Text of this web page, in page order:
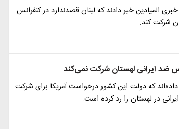
المیادین خبر دادند که لبنان قصدندارد در کنفرانس
شرکت کند.
ضد ایرانی لهستان شرکت نمی‌کند
داده‌اند که دولت این کشور درخواست آمریکا برای شرکت
در لهستان را رد کرده است.